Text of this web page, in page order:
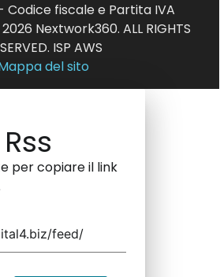
Codice fiscale e Partita IVA
Nextwork360. ALL RIGHTS
ISP AWS
del sito
per copiare il link